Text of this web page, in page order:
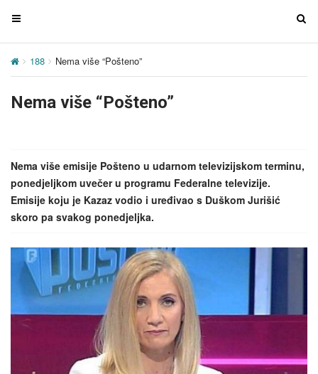
T
g
e
i
g
a
t
T
i
188 Nema više “Pošteno”
Nema više “Pošteno”
Nema više emisije Pošteno u udarnom televizijskom terminu,
ponedjeljkom uvečer u programu Federalne televizije.
Emisije koju je Kazaz vodio i uređivao s Duškom Jurišić
skoro pa svakog ponedjeljka.